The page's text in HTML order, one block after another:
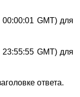
GMT) для
GMT) для
ответа.